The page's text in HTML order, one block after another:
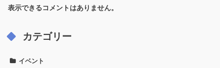
表示できるコメントはありません。
カテゴリー
イベント